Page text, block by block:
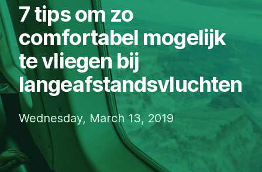
7 tips om zo
comfortabel mogelijk
te vliegen bij
langeafstandsvluchten
Wednesday, March 13, 2019